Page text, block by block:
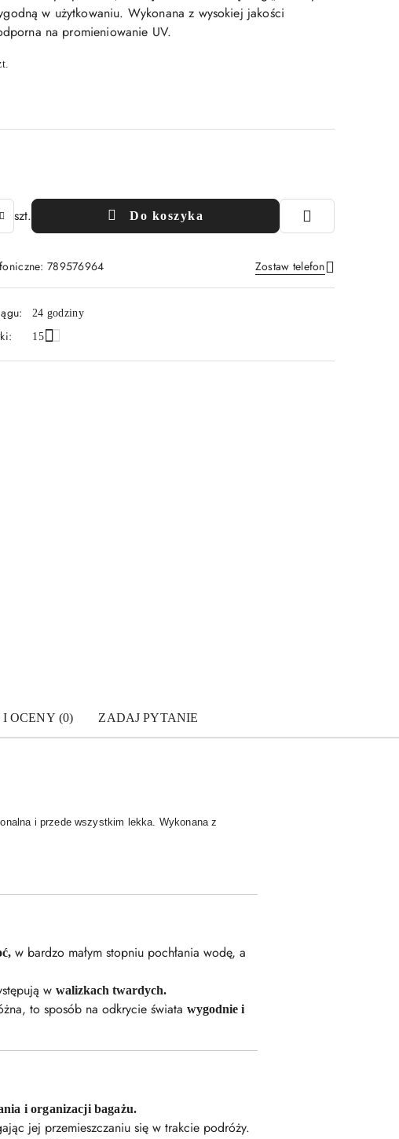
w użytkowaniu. Wykonana z wysokiej jakości
na promieniowanie UV.
szt. Do koszyka
789576964 Zostaw telefon
Wyślij
24 godziny
15
OCENY (0) ZADAJ PYTANIE
i przede wszystkim lekka. Wykonana z
w bardzo małym stopniu pochłania wodę, a
w walizkach twardych.
to sposób na odkrycie świata wygodnie i
i organizacji bagażu.
jej przemieszczaniu się w trakcie podróży.